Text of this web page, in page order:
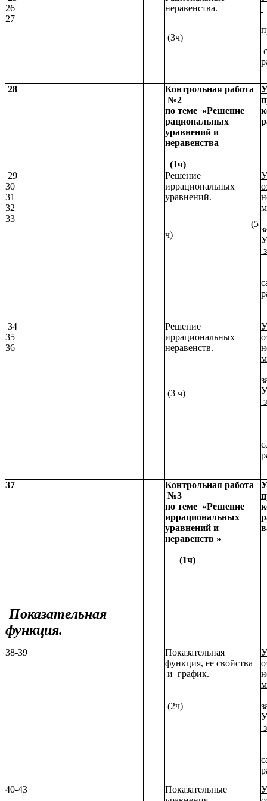
26
27
неравенства.
(3ч)
28
Контрольная работа
№2
по теме «Решение
рациональных
уравнений и
неравенства
(1ч)
29
30
31
32
33
Решение
иррациональных
уравнений.
(5
ч)
34
35
36
Решение
иррациональных
неравенств.
(3 ч)
37
Контрольная работа
№3
по теме «Решение
иррациональных
уравнений и
неравенств »
(1ч)
Показательная
функция.
38-39
Показательная
функция, ее свойства
и график.
(2ч)
40-43
Показательные